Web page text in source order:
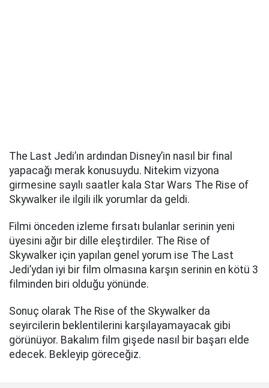
The Last Jedi’ın ardından Disney’in nasıl bir final
yapacağı merak konusuydu. Nitekim vizyona
girmesine sayılı saatler kala Star Wars The Rise of
Skywalker ile ilgili ilk yorumlar da geldi.
Filmi önceden izleme fırsatı bulanlar serinin yeni
üyesini ağır bir dille eleştirdiler. The Rise of
Skywalker için yapılan genel yorum ise The Last
Jedi’ydan iyi bir film olmasına karşın serinin en kötü 3
filminden biri olduğu yönünde.
Sonuç olarak The Rise of the Skywalker da
seyircilerin beklentilerini karşılayamayacak gibi
görünüyor. Bakalım film gişede nasıl bir başarı elde
edecek. Bekleyip göreceğiz.